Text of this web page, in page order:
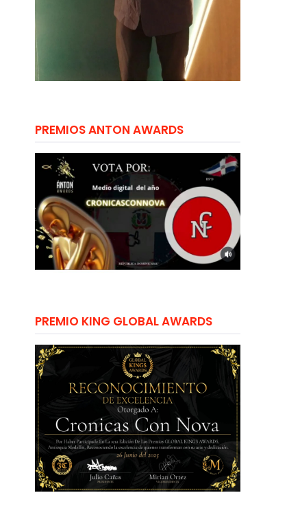
PREMIOS ANTON AWARDS
PREMIO KING GLOBAL AWARDS